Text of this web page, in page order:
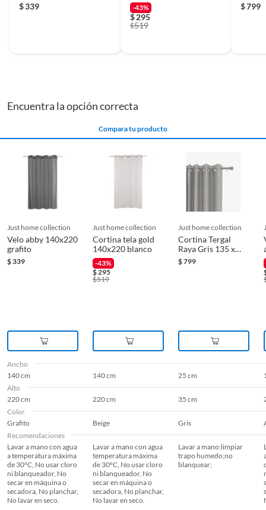
$339 -43%
$ 295
$519
$799
Encuentra la opción correcta
Compara tu producto
just home collection
Velo abby 140x220
grafito
$339
just home collection
Cortina tela gold
140x220 blanco
-43%
$295
$519
just home collection
Cortina Tergal
Raya Gris 135 x
250 cm par
$799
Ancho
140 cm
140 cm 25 cm
Alto
220 cm
220 cm 35 cm
Color
Grafito
Beige Gris
Recomendaciones
Lavar a mano con agua
a temperatura máxima
de 30°C, No usar cloro
ni blanqueador, No
secar en máquina o
secadora, No planchar,
No lavar en seco.
Lavar a mano con agua
temperatura máxima
de 30°C, No usar cloro
ni blanqueador, No
secar en máquina o
secadora, No planchar,
No lavar en seco.
Lavar a mano;limpiar
trapo humedo;no
blanquear;